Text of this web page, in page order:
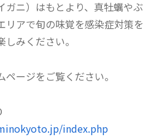
ガニ）はもとより、真牡蠣やぶ
リアで旬の味覚を感染症対策を
みください。
ージをご覧ください。
ＭＯ
index.php